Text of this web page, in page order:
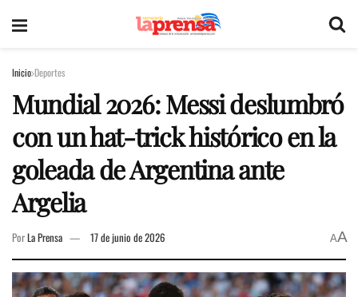
Inicio Deportes
Mundial 2026: Messi deslumbró
con un hat-trick histórico en la
goleada de Argentina ante
Argelia
PorLa Prensa 17 de junio de 2026 AA